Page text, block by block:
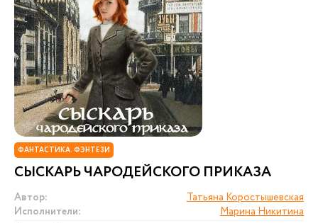
ФАНТАСТИКА. ФЭНТЕЗИ
СЫСКАРЬ ЧАРОДЕЙСКОГО ПРИКАЗА
Автор:
Татьяна Коростышевская
Исполнители:
Марина Никитина